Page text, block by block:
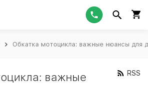
Обкатка мотоцикла: важные нюансы для
важные
RSS